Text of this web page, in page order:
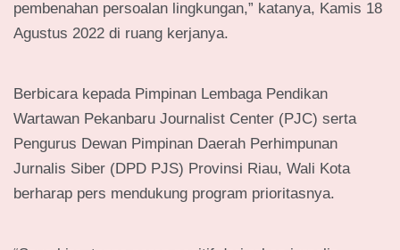
pembenahan persoalan lingkungan,” katanya, Kamis 18
Agustus 2022 di ruang kerjanya.
Berbicara kepada Pimpinan Lembaga Pendikan
Wartawan Pekanbaru Journalist Center (PJC) serta
Pengurus Dewan Pimpinan Daerah Perhimpunan
Jurnalis Siber (DPD PJS) Provinsi Riau, Wali Kota
berharap pers mendukung program prioritasnya.